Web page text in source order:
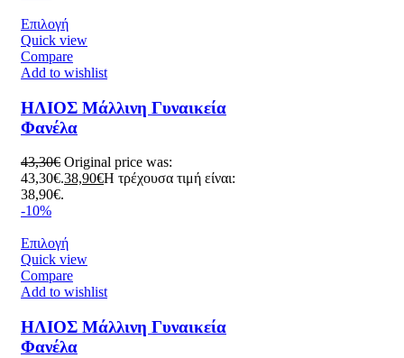
Επιλογή
Quick view
Compare
Add to wishlist
ΗΛΙΟΣ Μάλλινη Γυναικεία
Φανέλα
43,30€ Original price was:
43,30€.38,90€Η τρέχουσα τιμή είναι:
38,90€.
-10%
Επιλογή
Quick view
Compare
Add to wishlist
ΗΛΙΟΣ Μάλλινη Γυναικεία
Φανέλα